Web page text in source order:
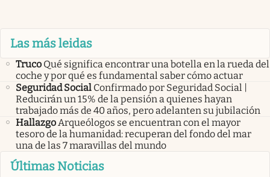
Las más leidas
Truco Qué significa encontrar una botella en la rueda del
coche y por qué es fundamental saber cómo actuar
Seguridad Social Confirmado por Seguridad Social |
Reducirán un 15% de la pensión a quienes hayan
trabajado más de 40 años, pero adelanten su jubilación
HallazgoArqueólogos se encuentran con el mayor
tesoro de la humanidad: recuperan del fondo del mar
una de las 7 maravillas del mundo
Últimas Noticias